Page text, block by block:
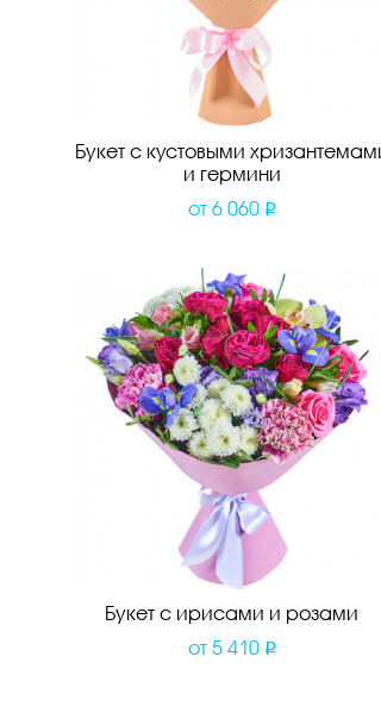
Букет с кустовыми
и гермини
от 6 060
Букет с ирисами и розами
от 5 410